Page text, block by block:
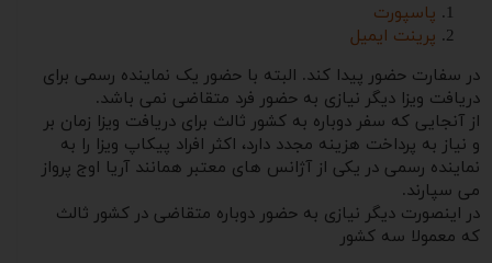
پاسپورت
پرینت ایمیل
در سفارت حضور پیدا کند. البته با حضور یک نماینده رسمی برای
دریافت ویزا دیگر نیازی به حضور فرد متقاضی نمی باشد.
از آنجایی که سفر دوباره به کشور ثالث برای دریافت ویزا زمان بر
و نیاز به پرداخت هزینه مجدد دارد، اکثر افراد پیکاپ ویزا را به
نماینده رسمی در یکی از آژانس های معتبر همانند آریا اوج پرواز
می سپارند.
در اینصورت دیگر نیازی به حضور دوباره متقاضی در کشور ثالث
که معمولا سه کشور